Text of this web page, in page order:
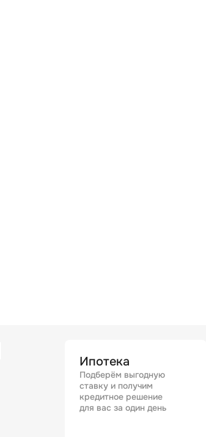
Ипотека
Подберём выгодную
ставку и получим
кредитное решение
для вас за один день